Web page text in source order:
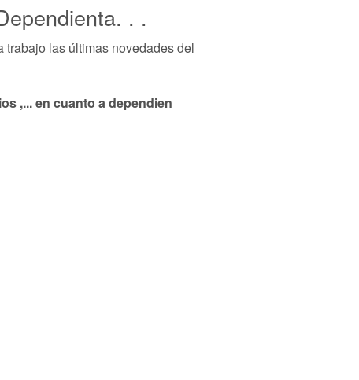
. .
las últimas novedades del
,... en cuanto a dependien